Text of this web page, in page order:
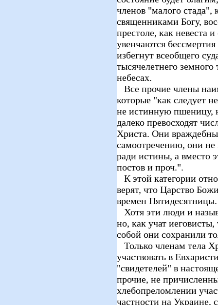
членов "малого стада",
священниками Богу,
престоле, как невеста
увенчаются
избегнут всеобщего
тысячелетнего земного
небесах.
Все прочие члены
которые "как следует
не истинную пшеницу,
далеко превосходят
Христа. Они
самоотречению, они не
ради истины, а вместо
постов и проч.".
К этой категории
верят, что Царство
времен Пятидесятницы.
Хотя эти люди и
но, как учат
собой они сохранили
Только членам тела
участвовать в
"свидетелей" в
прочие, не
хлебопреломлении
частности на